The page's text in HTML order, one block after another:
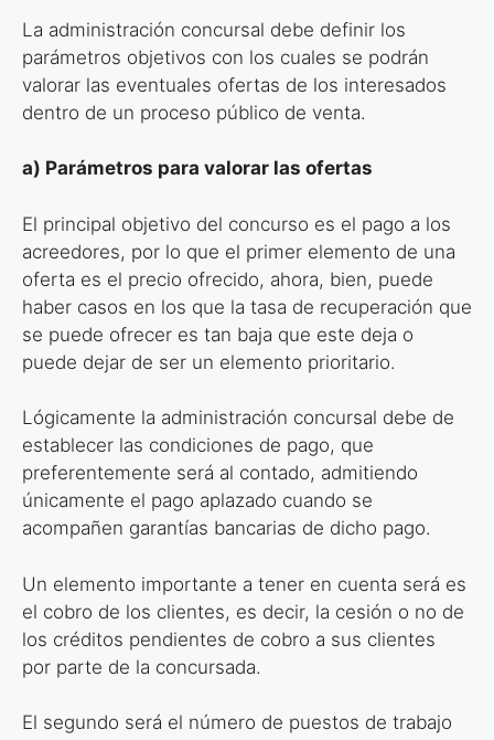
La administración concursal debe definir los
parámetros objetivos con los cuales se podrán
valorar las eventuales ofertas de los interesados
dentro de un proceso público de venta.
a) Parámetros para valorar las ofertas
El principal objetivo del concurso es el pago a los
acreedores, por lo que el primer elemento de una
oferta es el precio ofrecido, ahora, bien, puede
haber casos en los que la tasa de recuperación que
se puede ofrecer es tan baja que este deja o
puede dejar de ser un elemento prioritario.
Lógicamente la administración concursal debe de
establecer las condiciones de pago, que
preferentemente será al contado, admitiendo
únicamente el pago aplazado cuando se
acompañen garantías bancarias de dicho pago.
Un elemento importante a tener en cuenta será es
el cobro de los clientes, es decir, la cesión o no de
los créditos pendientes de cobro a sus clientes
por parte de la concursada.
El segundo será el número de puestos de trabajo